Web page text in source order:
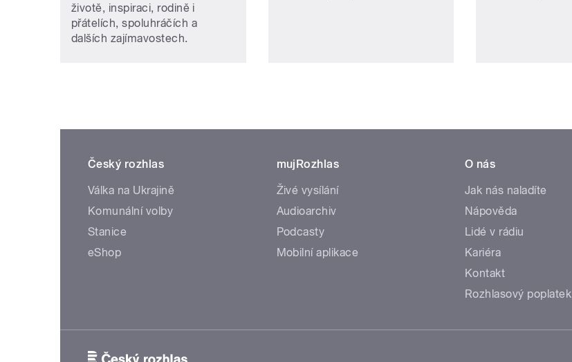
životě, inspiraci, rodině i
přátelích, spoluhráčích a
dalších zajímavostech.
Český rozhlas
Válka na Ukrajině
Komunální volby
Stanice
eShop
mujRozhlas
Živé vysílání
Audioarchiv
Podcasty
Mobilní aplikace
O nás
Jak nás naladíte
Nápověda
Lidé v rádiu
Kariéra
Kontakt
Rozhlasový poplatek